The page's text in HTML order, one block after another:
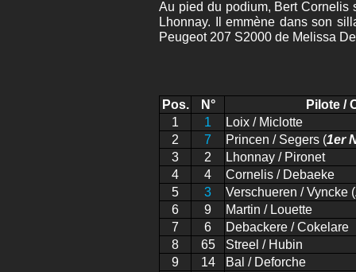
Au pied du podium, Bert Cornelis
Lhonnay. Il emmène dans son
Peugeot 207 S2000 de Melissa
Pos. N°
Pilote /
1
1
Loix / Miclotte
2
7 Princen / Segers (1er
3
2
Lhonnay / Pironet
4
4
Cornelis / Debaeke
5
3 Verschueren / Vyncke (
6
9
Martin / Louette
7
6
Debackere / Cokelare
8
65
Streel / Hubin
9
14
Bal / Deforche